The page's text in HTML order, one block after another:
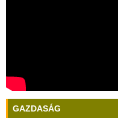
GAZDASÁG